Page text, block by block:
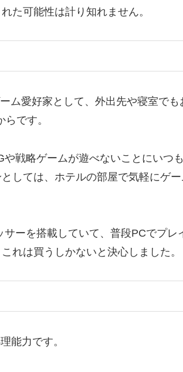
た可能性は計り知れません。
ム愛好家として、外出先や寝室でも
です。
戦略ゲームが遊べないことにいつ
しては、ホテルの部屋で気軽にゲー
ーを搭載していて、普段PCでプレ
れは買うしかないと決心しました。
能力です。